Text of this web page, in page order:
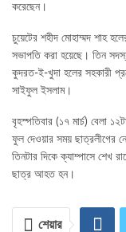
করেছেন।
চুয়েটের শহীদ মোহাম্মদ শাহ
সভাপতি করা হয়েছে। তিন
কুদরত-ই-খুদা হলের সহকারী
সাইফুল ইসলাম।
বৃহস্পতিবার (১৭ মার্চ) বেলা
ফুল দেওয়ার সময় ছাত্রলীগের
তিনটার দিকে ক্যাম্পাসে শেখ
ছাত্র আহত হন।
শেয়ার